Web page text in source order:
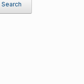
Search